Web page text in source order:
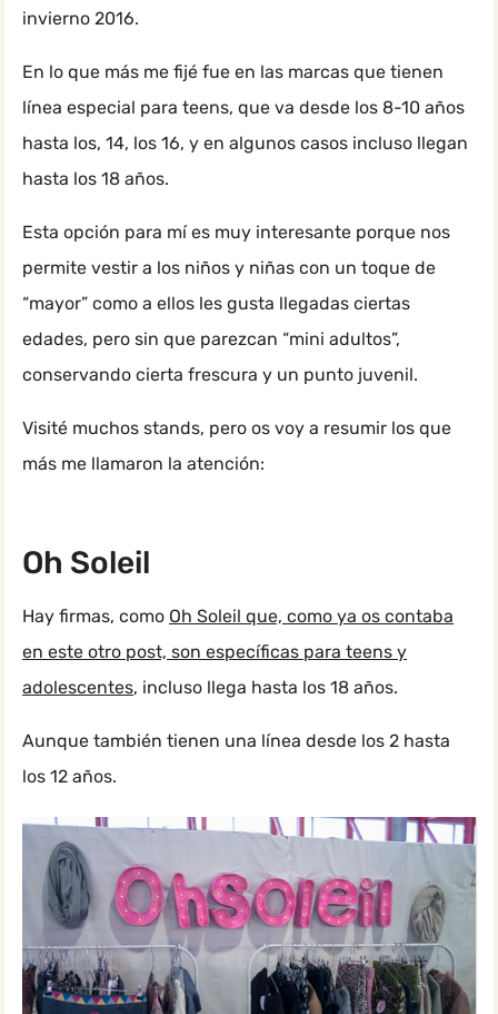
invierno 2016.
En lo que más me fijé fue en las marcas que tienen
línea especial para teens, que va desde los 8-10 años
hasta los, 14, los 16, y en algunos casos incluso llegan
hasta los 18 años.
Esta opción para mí es muy interesante porque nos
permite vestir a los niños y niñas con un toque de
“mayor” como a ellos les gusta llegadas ciertas
edades, pero sin que parezcan “mini adultos”,
conservando cierta frescura y un punto juvenil.
Visité muchos stands, pero os voy a resumir los que
más me llamaron la atención:
Oh Soleil
Hay firmas, como Oh Soleil que, como ya os contaba
en este otro post, son específicas para teens y
adolescentes, incluso llega hasta los 18 años.
Aunque también tienen una línea desde los 2 hasta
los 12 años.